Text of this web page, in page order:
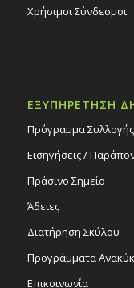
Χρήσιμοι Σύνδεσμοι
ΕΞΥΠΗΡΕΤΗΣΗ
Πρόγραμμα
Εισηγήσεις /
Πράσινο Σημείο
Άδειες
Διατήρηση Σκύλου
Προγράμματα
Επικοινωνία